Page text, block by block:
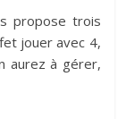
propose trois
jouer avec 4,
aurez à gérer,